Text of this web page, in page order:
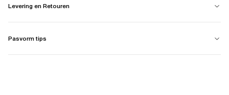
Levering en Retouren
Pasvorm tips